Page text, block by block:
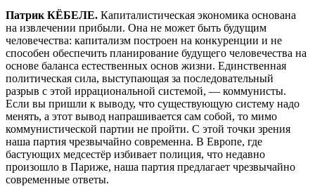
Патрик КЁБЕЛЕ. Капиталистическая экономика основана
на извлечении прибыли. Она не может быть будущим
человечества: капитализм построен на конкуренции и не
способен обеспечить планирование будущего человечества на
основе баланса естественных основ жизни. Единственная
политическая сила, выступающая за последовательный
разрыв с этой иррациональной системой, — коммунисты.
Если вы пришли к выводу, что существующую систему надо
менять, а этот вывод напрашивается сам собой, то мимо
коммунистической партии не пройти. С этой точки зрения
наша партия чрезвычайно современна. В Европе, где
бастующих медсестёр избивает полиция, что недавно
произошло в Париже, наша партия предлагает чрезвычайно
современные ответы.